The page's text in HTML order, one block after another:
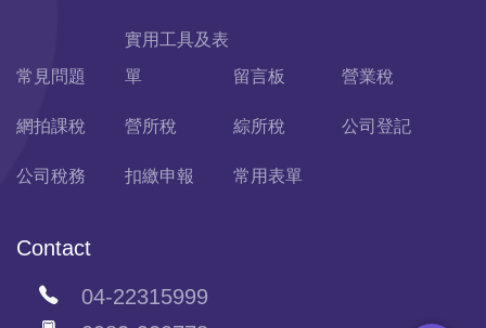
常見問題
實用工具及表
單
留言板 營業稅
網拍課稅 營所稅 綜所稅 公司登記
公司稅務 扣繳申報 常用表單
Contact
04-22315999